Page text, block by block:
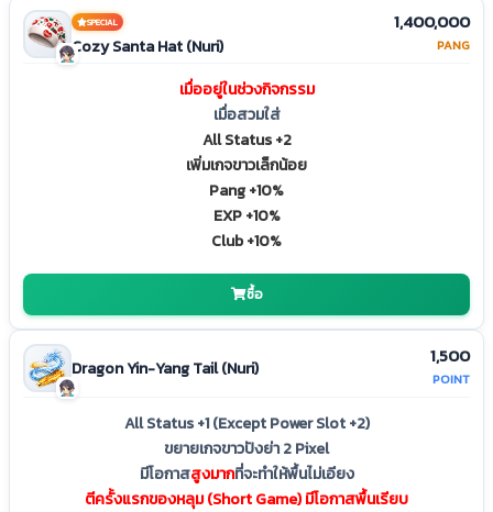
SPECIAL
Cozy Santa Hat (Nuri)
เมื่ออยู่ในช่วงกิจกรรม
เมื่อสวมใส่
All Status +2
เพิ่มเกจขาวเล็กน้อย
Pang +10%
EXP +10%
Club +10%
1,400,000
PANG
ซื้อ
Dragon Yin-Yang Tail (Nuri)
All Status +1 (Except Power Slot +2)
ขยายเกจขาวปังย่า 2 Pixel
มีโอกาสสูงมากที่จะทำให้พื้นไม่เอียง
ตีครั้งแรกของหลุม (Short Game) มีโอกาสพื้นเรียบ
1,500
POINT